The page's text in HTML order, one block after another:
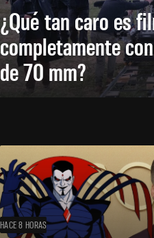
¿Qué tan caro es
completamente
de 70 mm?
HACE 8 HORAS